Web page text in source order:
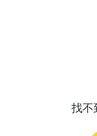
找不